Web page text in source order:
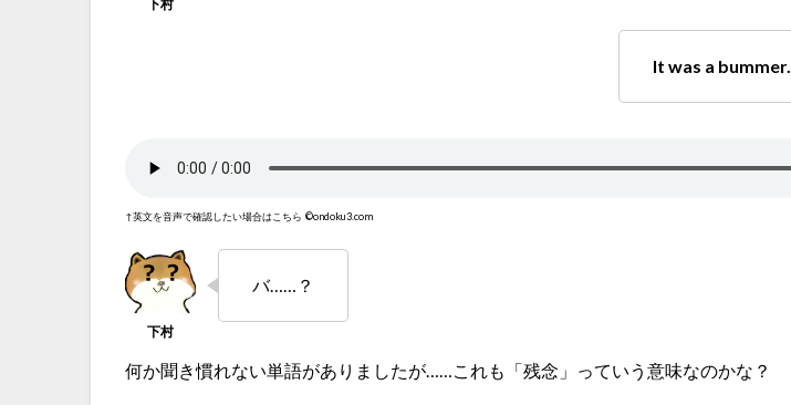
It was a bummer.
↑英文を音声で確認したい場合はこちら ©ondoku3.com
バ……？
何か聞き慣れない単語がありましたが……これも「残念」っていう意味なのかな？